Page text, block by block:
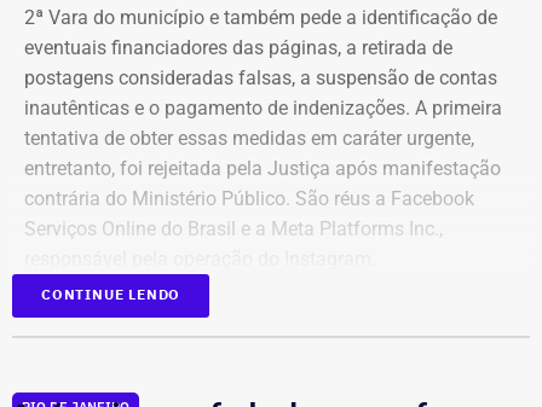
2ª Vara do município e também pede a identificação de
eventuais financiadores das páginas, a retirada de
postagens consideradas falsas, a suspensão de contas
inautênticas e o pagamento de indenizações. A primeira
tentativa de obter essas medidas em caráter urgente,
entretanto, foi rejeitada pela Justiça após manifestação
contrária do Ministério Público. São réus a Facebook
Serviços Online do Brasil e a Meta Platforms Inc.,
Os administradores dos perfis não foram incluídos no
CONTINUE LENDO